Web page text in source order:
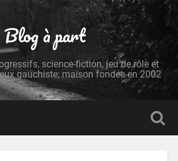
Blog à part
science-fiction, jeu de rôle et
gauchiste; maison fondée en 2002